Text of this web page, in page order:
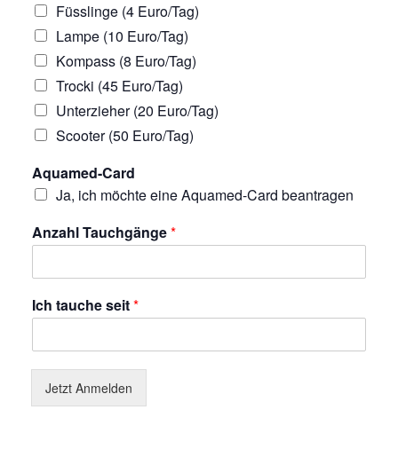
Füsslinge (4 Euro/Tag)
Lampe (10 Euro/Tag)
Kompass (8 Euro/Tag)
Trocki (45 Euro/Tag)
Unterzieher (20 Euro/Tag)
Scooter (50 Euro/Tag)
Aquamed-Card
Ja, ich möchte eine Aquamed-Card beantragen
Anzahl Tauchgänge*
Ich tauche seit*
Jetzt Anmelden